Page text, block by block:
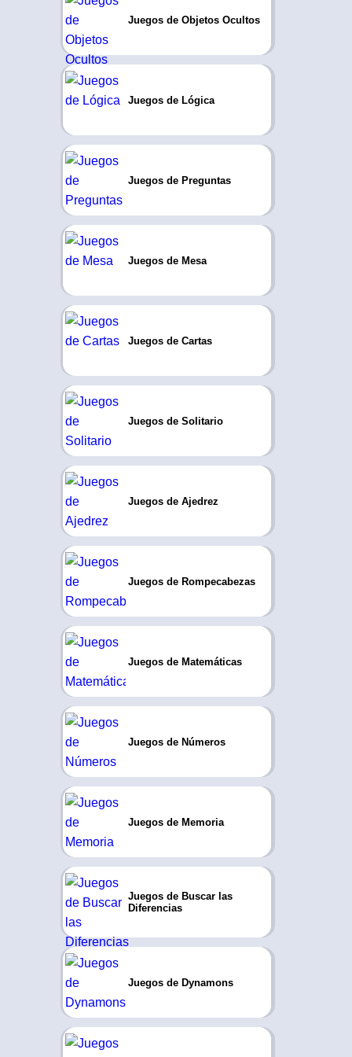
Juegos de Objetos Ocultos
Juegos de Lógica
Juegos de Preguntas
Juegos de Mesa
Juegos de Cartas
Juegos de Solitario
Juegos de Ajedrez
Juegos de Rompecabezas
Juegos de Matemáticas
Juegos de Números
Juegos de Memoria
Juegos de Buscar las
Diferencias
Juegos de Dynamons